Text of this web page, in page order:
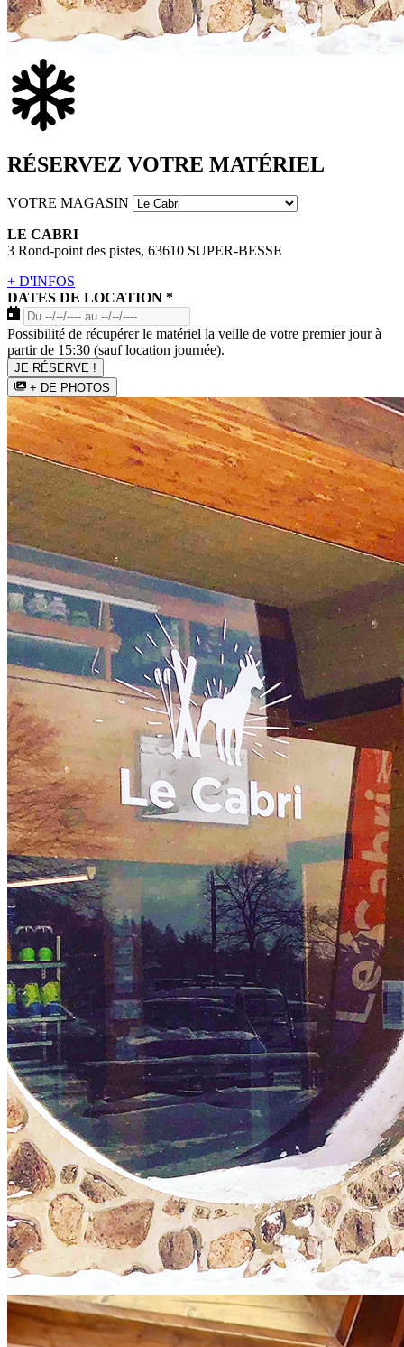
RÉSERVEZ VOTRE MATÉRIEL
VOTRE MAGASIN
LE CABRI
3 Rond-point des pistes, 63610 SUPER-BESSE
+ D'INFOS
DATES DE LOCATION *
Possibilité de récupérer le matériel la veille de votre premier jour à
partir de 15:30 (sauf location journée).
JE RÉSERVE !
+ DE PHOTOS